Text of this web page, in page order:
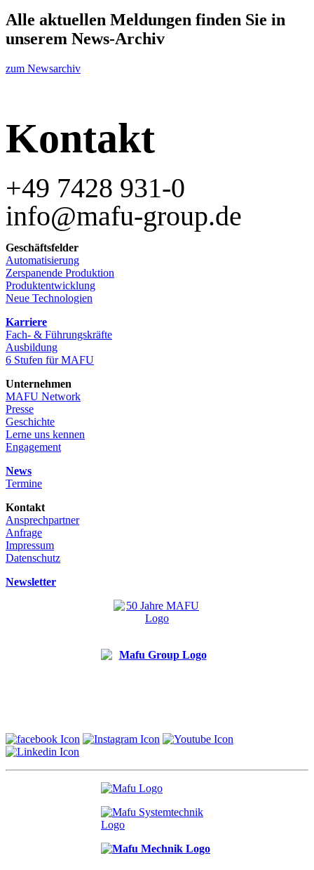
Alle aktuellen Meldungen finden Sie in
unserem News-Archiv
zum Newsarchiv
Kontakt
+49 7428 931-0
info@mafu-group.de
Geschäftsfelder
Automatisierung
Zerspanende Produktion
Produktentwicklung
Neue Technologien
Karriere
Fach- & Führungskräfte
Ausbildung
6 Stufen für MAFU
Unternehmen
MAFU Network
Presse
Geschichte
Lerne uns kennen
Engagement
News
Termine
Kontakt
Ansprechpartner
Anfrage
Impressum
Datenschutz
Newsletter